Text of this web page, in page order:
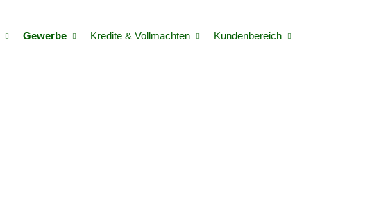
Gewerbe Kredite & Vollmachten Kundenbereich